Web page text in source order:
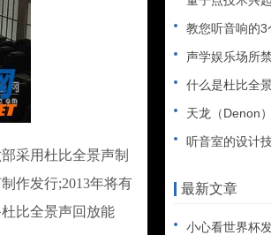
采用杜比全景声制
作发行;2013年将有
比全景声回放能
教您听音响的3
声学娱乐场所
什么是杜比全景声
天龙（Denon）马兰
听音室的设计
最新文章
小心看世界杯发朋友